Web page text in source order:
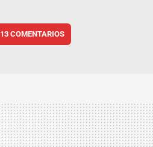
13 COMENTARIOS